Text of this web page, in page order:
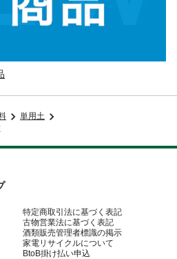
単用土
特定商取引法に基づく表記
古物営業法に基づく表記
酒類販売管理者標識の掲示
家電リサイクルについて
BtoB掛け払い申込